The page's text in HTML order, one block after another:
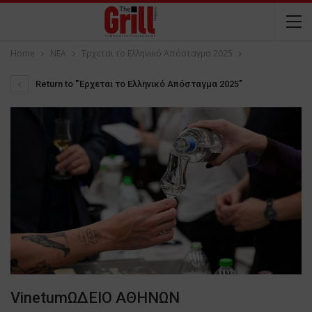
Home NEA Έρχεται το Ελληνικό Απόσταγμα 2025
Return to "Έρχεται το Ελληνικό Απόσταγμα 2025"
VinetumΩΔΕΙΟ ΑΘΗΝΩΝ